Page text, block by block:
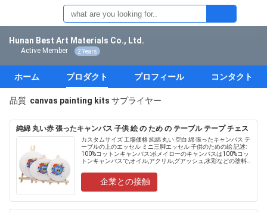
Hunan Best Art Materials Co., Ltd.
Active Member 2 Years
ホーム プロダクト プロフィール コンタクト
品質 canvas painting kits サプライヤー
純綿 丸い赤 張ったキャンバス 子供 絵 の ため の テーブル テープ チェス
カスタムサイズ 工場価格 純綿 丸い 空白 綿 張ったキャンバス テ
ーブルの上のエッセル ミニ三脚エッセル 子供のための絵 記述:
100%コットンキャンバス:ポメイローのキャンバスは100%コッ
トンキャンバスで,オイル,アクリル,グアッシュ,水彩などの塗料
企業との接触